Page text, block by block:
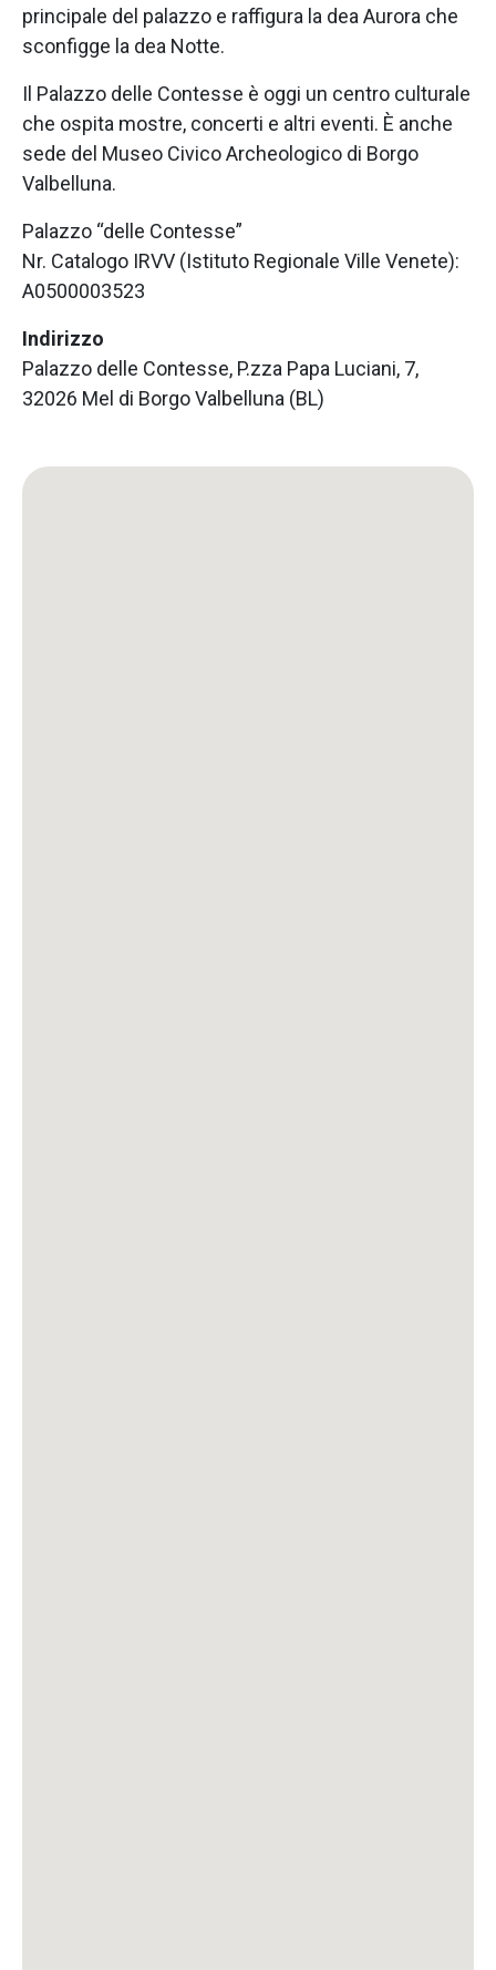
principale del palazzo e raffigura la dea Aurora che
sconfigge la dea Notte.
Il Palazzo delle Contesse è oggi un centro culturale
che ospita mostre, concerti e altri eventi. È anche
sede del Museo Civico Archeologico di Borgo
Valbelluna.
Palazzo “delle Contesse”
Nr. Catalogo IRVV (Istituto Regionale Ville Venete):
A0500003523
Indirizzo
Palazzo delle Contesse, P.zza Papa Luciani, 7,
32026 Mel di Borgo Valbelluna (BL)